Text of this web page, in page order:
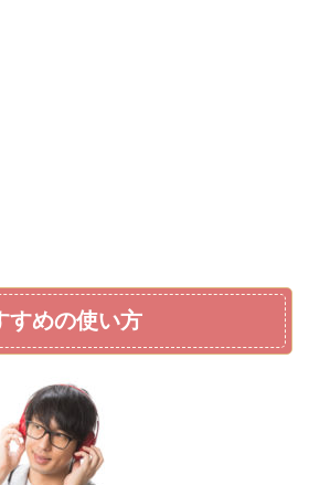
めの使い方